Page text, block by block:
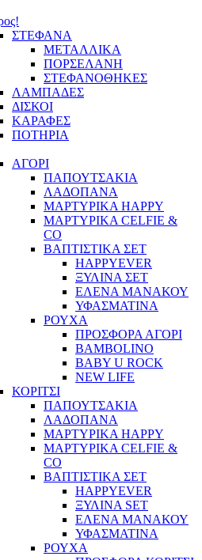
ΣΤΕΦΑΝΑ
ΜΕΤΑΛΛΙΚΑ
ΠΟΡΣΕΛΑΝΗ
ΣΤΕΦΑΝΟΘΗΚΕΣ
ΛΑΜΠΑΔΕΣ
ΔΙΣΚΟΙ
ΚΑΡΑΦΕΣ
ΠΟΤΗΡΙΑ
ΑΓΟΡΙ
ΠΑΠΟΥΤΣΑΚΙΑ
ΛΑΔΟΠΑΝΑ
ΜΑΡΤΥΡΙΚΑ HAPPY
ΜΑΡΤΥΡΙΚΑ CELFIE &
CO
ΒΑΠΤΙΣΤΙΚΑ ΣΕΤ
HAPPYEVER
ΞΥΛΙΝΑ ΣΕΤ
ΕΛΕΝΑ ΜΑΝΑΚΟΥ
ΥΦΑΣΜΑΤΙΝΑ
ΡΟΥΧΑ
ΠΡΟΣΦΟΡΑ ΑΓΟΡΙ
BAMBOLINO
BABY U ROCK
NEW LIFE
ΚΟΡΙΤΣΙ
ΠΑΠΟΥΤΣΑΚΙΑ
ΛΑΔΟΠΑΝΑ
ΜΑΡΤΥΡΙΚΑ HAPPY
ΜΑΡΤΥΡΙΚΑ CELFIE &
CO
ΒΑΠΤΙΣΤΙΚΑ ΣΕΤ
HAPPYEVER
ΞΥΛΙΝΑ SET
ΕΛΕΝΑ ΜΑΝΑΚΟΥ
ΥΦΑΣΜΑΤΙΝΑ
ΡΟΥΧΑ